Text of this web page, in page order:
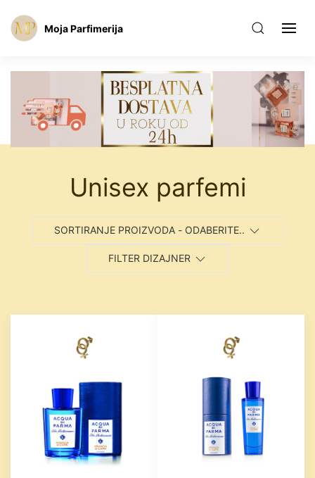
Moja Parfimerija
Unisex parfemi
SORTIRANJE PROIZVODA - ODABERITE..
FILTER DIZAJNER